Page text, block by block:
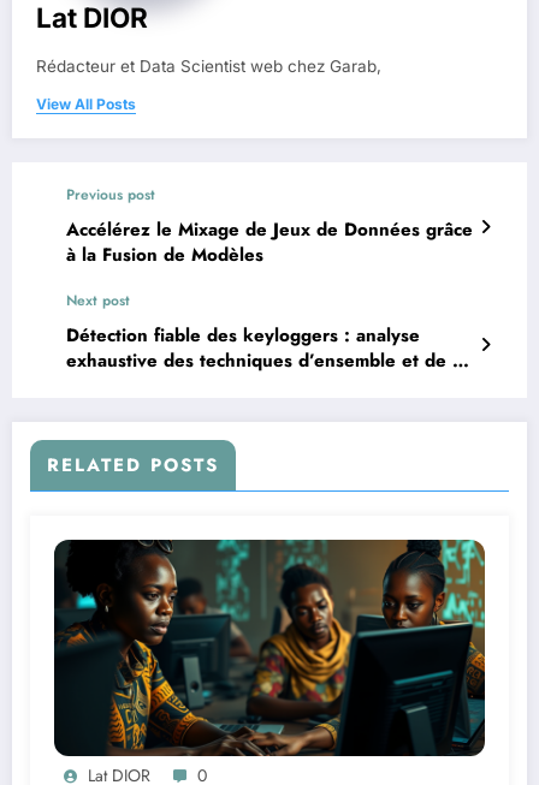
Lat DIOR
Rédacteur et Data Scientist web chez Garab,
View All Posts
Previous post
Accélérez le Mixage de Jeux de Données grâce
à la Fusion de Modèles
Next post
Détection fiable des keyloggers : analyse
exhaustive des techniques d’ensemble et de la
RELATED POSTS
Lat DIOR 0